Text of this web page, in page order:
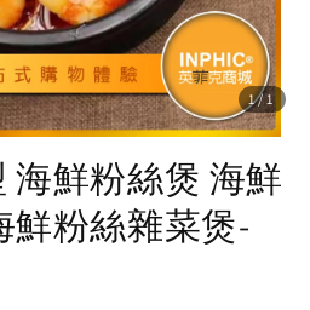
1/1
海鮮粉絲煲 海鮮
鮮粉絲雜菜煲-